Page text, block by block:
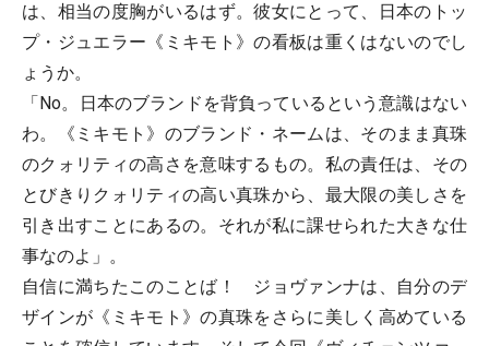
は、相当の度胸がいるはず。彼女にとって、日本のトッ
プ・ジュエラー《ミキモト》の看板は重くはないのでし
ょうか。
「No。日本のブランドを背負っているという意識はない
わ。《ミキモト》のブランド・ネームは、そのまま真珠
のクォリティの高さを意味するもの。私の責任は、その
とびきりクォリティの高い真珠から、最大限の美しさを
引き出すことにあるの。それが私に課せられた大きな仕
事なのよ」。
自信に満ちたこのことば！ ジョヴァンナは、自分のデ
ザインが《ミキモト》の真珠をさらに美しく高めている